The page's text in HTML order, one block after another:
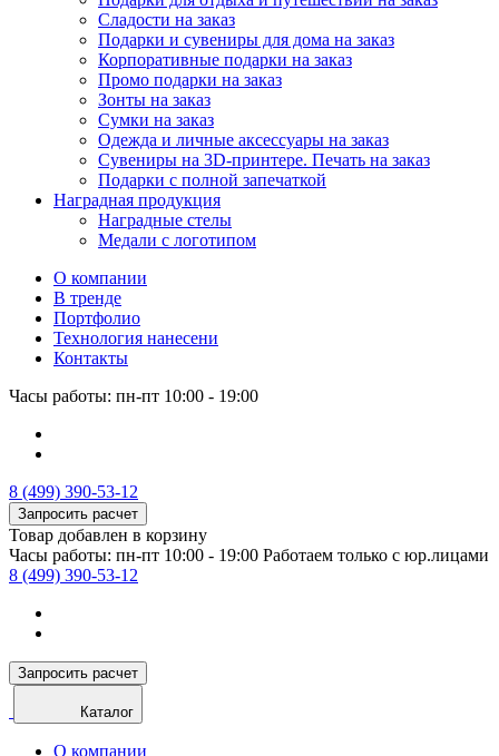
Сладости на заказ
Подарки и сувениры для дома на заказ
Корпоративные подарки на заказ
Промо подарки на заказ
Зонты на заказ
Сумки на заказ
Одежда и личные аксессуары на заказ
Сувениры на 3D-принтере. Печать на заказ
Подарки с полной запечаткой
Наградная продукция
Наградные стелы
Медали с логотипом
О компании
В тренде
Портфолио
Технология нанесени
Контакты
Часы работы: пн-пт 10:00 - 19:00
8 (499) 390-53-12
Запросить расчет
Товар добавлен в корзину
Часы работы: пн-пт 10:00 - 19:00 Работаем только с юр.лицами
8 (499) 390-53-12
Запросить расчет
Каталог
О компании